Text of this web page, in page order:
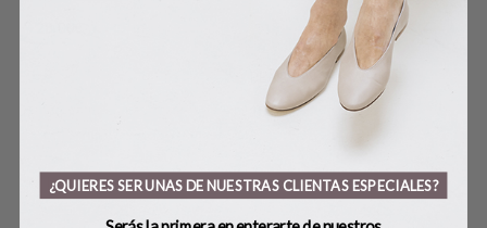
PENDIENTES WHITE
18,00€
¿QUIERES SER UNAS DE NUESTRAS CLIENTAS ESPECIALES?